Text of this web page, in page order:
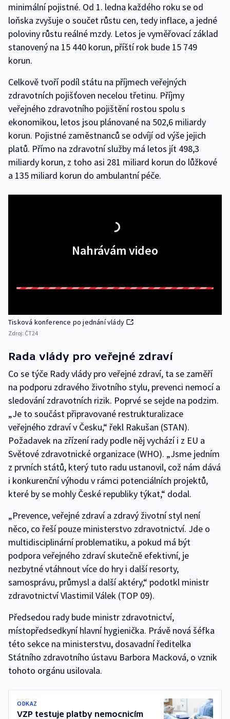
minimální pojistné. Od 1. ledna každého roku se od
loňska zvyšuje o součet růstu cen, tedy inflace, a jedné
poloviny růstu reálné mzdy. Letos je vyměřovací základ
stanovený na 15 440 korun, příští rok bude 15 749
korun.
Celkově tvoří podíl státu na příjmech veřejných
zdravotních pojišťoven necelou třetinu. Příjmy
veřejného zdravotního pojištění rostou spolu s
ekonomikou, letos jsou plánované na 502,6 miliardy
korun. Pojistné zaměstnanců se odvíjí od výše jejich
platů. Přímo na zdravotní služby má letos jít 498,3
miliardy korun, z toho asi 281 miliard korun do lůžkové
a 135 miliard korun do ambulantní péče.
Nahrávám video
Tisková konference po jednání vlády
Zdroj: ČT24
Rada vlády pro veřejné zdraví
Co se týče Rady vlády pro veřejné zdraví, ta se zaměří
na podporu zdravého životního stylu, prevenci nemocí a
sledování zdravotních rizik. Poprvé se sejde na podzim.
„Je to součást připravované restrukturalizace
veřejného zdraví v Česku,“ řekl Rakušan (STAN).
Požadavek na zřízení rady podle něj vychází i z EU a
Světové zdravotnické organizace (WHO). „Jsme jedním
z prvních států, který tuto radu ustanovil, což nám dává
i konkurenční výhodu v rámci potenciálních projektů,
které by se mohly České republiky týkat,“ dodal.
„Prevence, veřejné zdraví a zdravý životní styl není
něco, co řeší pouze ministerstvo zdravotnictví. Jde o
multidisciplinární problematiku, a pokud má být
podpora veřejného zdraví skutečně efektivní, je
nezbytné vtáhnout více do hry i další resorty,
samosprávu, průmysl a další aktéry,“ podotkl ministr
zdravotnictví Vlastimil Válek (TOP 09).
Předsedou rady bude ministr zdravotnictví,
místopředsedkyní hlavní hygienička. Právě nová šéfka
této sekce na ministerstvu, dosavadní ředitelka
Státního zdravotního ústavu Barbora Macková, o vznik
tohoto orgánu usilovala.
ODKAZ
VZP testuje platby nemocnicím